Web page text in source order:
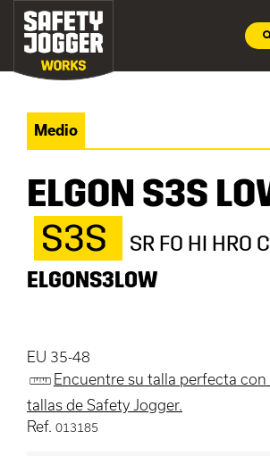
Medio
ELGON S3S
S3S
SR FO HI HRO
ELGONS3LOW
EU 35-48
Encuentre su talla perfecta con
tallas de Safety Jogger.
Ref. 013185